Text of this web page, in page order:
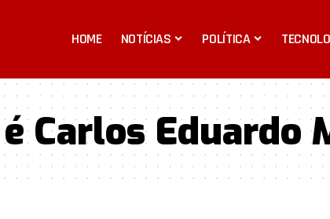
HOME NOTÍCIAS POLÍTICA
Carlos Eduardo